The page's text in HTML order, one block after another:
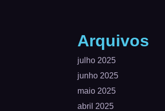
Arquivos
julho 2025
junho 2025
maio 2025
abril 2025